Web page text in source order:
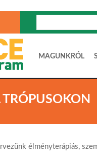
MAGUNKRÓL
TRÓPUSOKON
élményterápiás,